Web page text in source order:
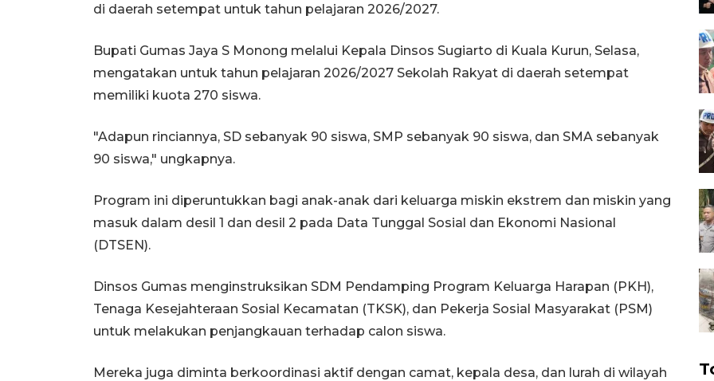
di daerah setempat untuk tahun pelajaran 2026/2027.
Bupati Gumas Jaya S Monong melalui Kepala Dinsos Sugiarto di Kuala Kurun, Selasa,
mengatakan untuk tahun pelajaran 2026/2027 Sekolah Rakyat di daerah setempat
memiliki kuota 270 siswa.
"Adapun rinciannya, SD sebanyak 90 siswa, SMP sebanyak 90 siswa, dan SMA sebanyak
90 siswa," ungkapnya.
Program ini diperuntukkan bagi anak-anak dari keluarga miskin ekstrem dan miskin yang
masuk dalam desil 1 dan desil 2 pada Data Tunggal Sosial dan Ekonomi Nasional
(DTSEN).
Dinsos Gumas menginstruksikan SDM Pendamping Program Keluarga Harapan (PKH),
Tenaga Kesejahteraan Sosial Kecamatan (TKSK), dan Pekerja Sosial Masyarakat (PSM)
untuk melakukan penjangkauan terhadap calon siswa.
Mereka juga diminta berkoordinasi aktif dengan camat, kepala desa, dan lurah di wilayah